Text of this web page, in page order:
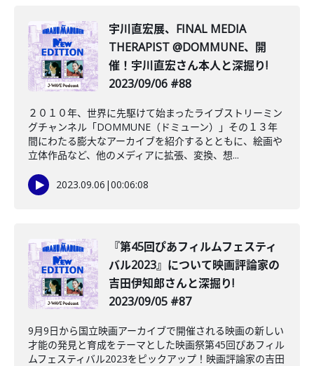
宇川直宏展、FINAL MEDIA
THERAPIST @DOMMUNE、開
催！宇川直宏さん本人と深掘り!
2023/09/06 #88
２０１０年、世界に先駆けて始まったライブストリーミン
グチャンネル「DOMMUNE（ドミューン）」その１３年
間にわたる膨大なアーカイブを紹介するとともに、絵画や
立体作品など、他のメディアに拡張、変換、想...
2023.09.06 |00:06:08
️『第45回ぴあフィルムフェスティ
バル2023』について映画評論家の
吉田伊知郎さんと深掘り!
2023/09/05 #87
9月9日から国立映画アーカイブで開催される映画の新しい
才能の発見と育成をテーマとした映画祭第45回ぴあフィル
ムフェスティバル2023をピックアップ！映画評論家の吉田